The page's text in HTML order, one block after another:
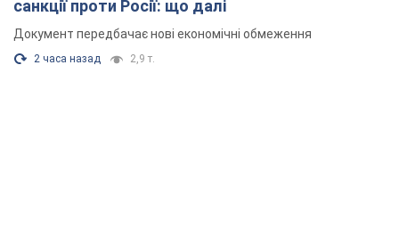
санкції проти Росії: що далі
Документ передбачає нові економічні обмеження
2 часа назад 2,9 т.